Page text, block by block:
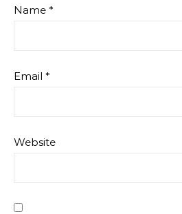
Name *
Email *
Website